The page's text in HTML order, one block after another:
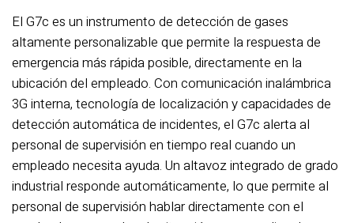
El G7c es un instrumento de detección de gases
altamente personalizable que permite la respuesta de
emergencia más rápida posible, directamente en la
ubicación del empleado. Con comunicación inalámbrica
3G interna, tecnología de localización y capacidades de
detección automática de incidentes, el G7c alerta al
personal de supervisión en tiempo real cuando un
empleado necesita ayuda. Un altavoz integrado de grado
industrial responde automáticamente, lo que permite al
personal de supervisión hablar directamente con el